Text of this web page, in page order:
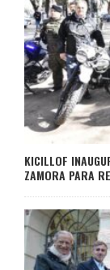
KICILLOF
ZAMORA PARA